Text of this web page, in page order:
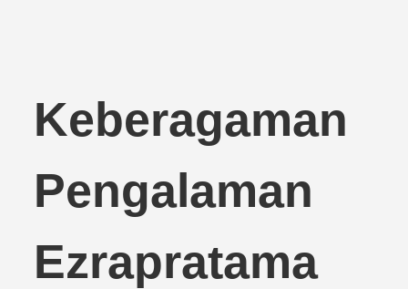
Keberagaman
Pengalaman
Ezrapratama